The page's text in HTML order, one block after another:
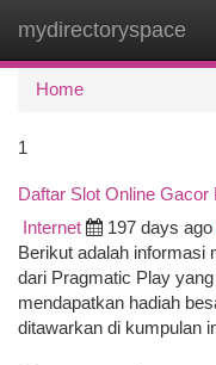
mydirectoryspace
Home
1
Daftar Slot Online Gacor
Internet 197 days ago
Berikut adalah informasi
dari Pragmatic Play
mendapatkan hadiah
ditawarkan di kumpulan